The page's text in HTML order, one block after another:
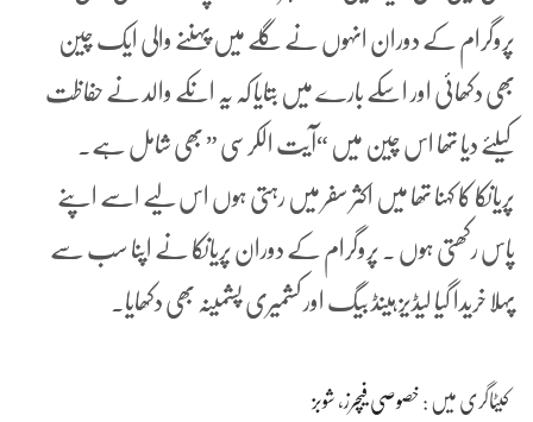
پروگرام کے دوران انہوں نے گلے میں پہننے والی ایک چین
بھی دکھائی اور اسکے بارے میں بتایا کہ یہ انکے والد نے حفاظت
کیلئے دیا تھا اس چین میں “آیت الکرسی ” بھی شامل ہے۔
پریانکا کا کہنا تھا میں اکثر سفر میں رہتی ہوں اس لیے اسے اپنے
پاس رکھتی ہوں ۔ پروگرام کے دوران پریانکا نے اپنا سب سے
پہلا خریدا گیا لیڈیز ہینڈ بیگ اور کشمیری پشمینہ بھی دکھایا۔
کیٹاگری میں : خصوصی فیچرز ، شوبز